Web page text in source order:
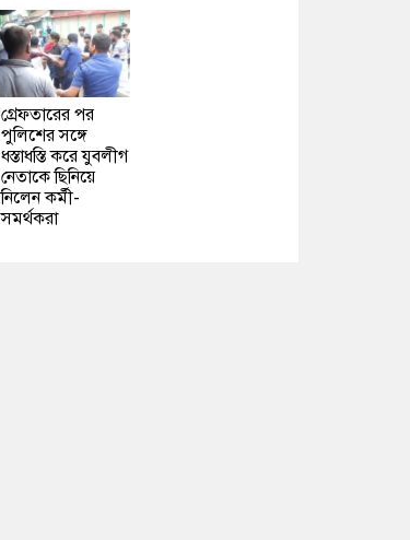
গ্রেফতারের পর
পুলিশের সঙ্গে
ধস্তাধস্তি করে যুবলীগ
নেতাকে ছিনিয়ে
নিলেন কর্মী-
সমর্থকরা